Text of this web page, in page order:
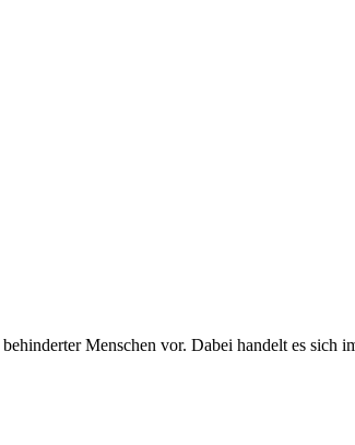
Menschen vor. Dabei handelt es